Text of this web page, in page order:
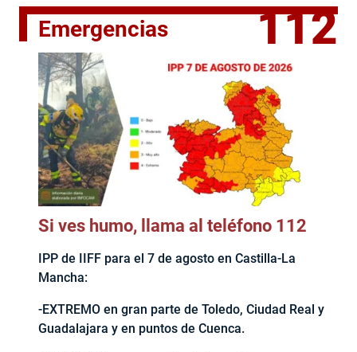
Emergencias 112
Si ves humo, llama al teléfono 112
IPP de IIFF para el 7 de agosto en Castilla-La
Mancha:
-EXTREMO en gran parte de Toledo, Ciudad Real y
Guadalajara y en puntos de Cuenca.